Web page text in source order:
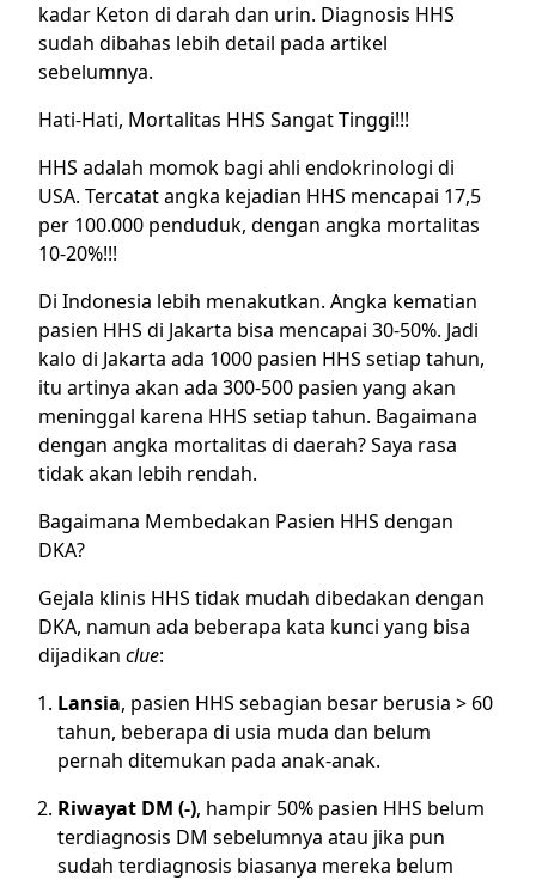
kadar Keton di darah dan urin. Diagnosis HHS
sudah dibahas lebih detail pada artikel
sebelumnya.
Hati-Hati, Mortalitas HHS Sangat Tinggi!!!
HHS adalah momok bagi ahli endokrinologi di
USA. Tercatat angka kejadian HHS mencapai 17,5
per 100.000 penduduk, dengan angka mortalitas
10-20%!!!
Di Indonesia lebih menakutkan. Angka kematian
pasien HHS di Jakarta bisa mencapai 30-50%. Jadi
kalo di Jakarta ada 1000 pasien HHS setiap tahun,
itu artinya akan ada 300-500 pasien yang akan
meninggal karena HHS setiap tahun. Bagaimana
dengan angka mortalitas di daerah? Saya rasa
tidak akan lebih rendah.
Bagaimana Membedakan Pasien HHS dengan
DKA?
Gejala klinis HHS tidak mudah dibedakan dengan
DKA, namun ada beberapa kata kunci yang bisa
dijadikan clue:
Lansia, pasien HHS sebagian besar berusia > 60
tahun, beberapa di usia muda dan belum
pernah ditemukan pada anak-anak.
Riwayat DM (-), hampir 50% pasien HHS belum
terdiagnosis DM sebelumnya atau jika pun
sudah terdiagnosis biasanya mereka belum